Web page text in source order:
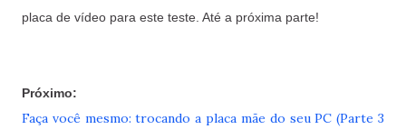
placa de vídeo para este teste. Até a próxima parte!
Próximo:
Faça você mesmo: trocando a placa mãe do seu PC (Parte 3